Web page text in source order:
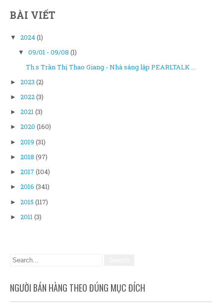
BÀI VIẾT
▼ 2024(1)
▼ 09/01 - 09/08 (1)
Th.s Trần Thị Thao Giang - Nhà sáng lập PEARLTALK ...
► 2023 (2)
► 2022(3)
► 2021(3)
► 2020 (160)
► 2019 (31)
► 2018 (97)
► 2017 (104)
► 2016 (341)
► 2015 (117)
► 2011(3)
NGƯỜI BÁN HÀNG THEO ĐÚNG MỤC ĐÍCH